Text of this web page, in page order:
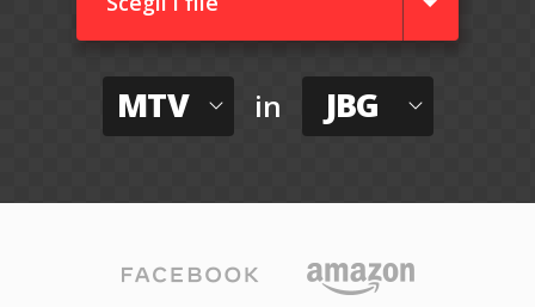
MTV in JBG